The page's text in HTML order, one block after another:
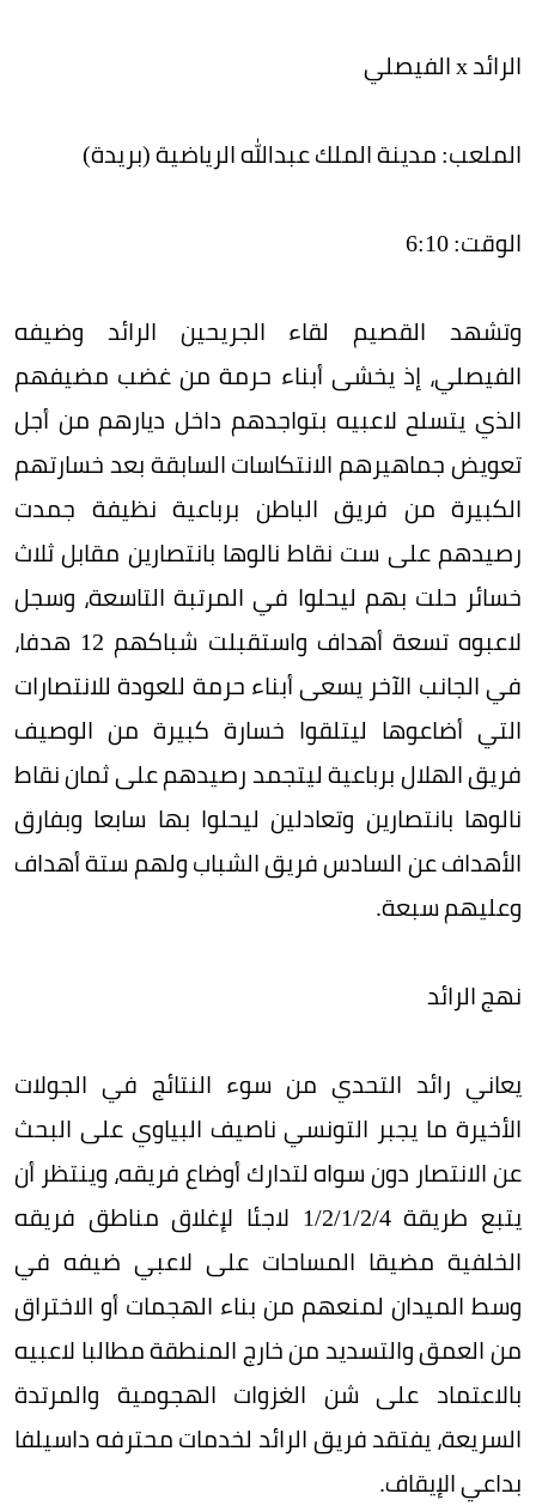
الرائد x الفيصلي
الملعب: مدينة الملك عبدالله الرياضية (بريدة)
الوقت: 6:10
وتشهد القصيم لقاء الجريحين الرائد وضيفه
الفيصلي، إذ يخشى أبناء حرمة من غضب مضيفهم
الذي يتسلح لاعبيه بتواجدهم داخل ديارهم من أجل
تعويض جماهيرهم الانتكاسات السابقة بعد خسارتهم
الكبيرة من فريق الباطن برباعية نظيفة جمدت
رصيدهم على ست نقاط نالوها بانتصارين مقابل ثلاث
خسائر حلت بهم ليحلوا في المرتبة التاسعة، وسجل
لاعبوه تسعة أهداف واستقبلت شباكهم 12 هدفا،
في الجانب الآخر يسعى أبناء حرمة للعودة للانتصارات
التي أضاعوها ليتلقوا خسارة كبيرة من الوصيف
فريق الهلال برباعية ليتجمد رصيدهم على ثمان نقاط
نالوها بانتصارين وتعادلين ليحلوا بها سابعا وبفارق
الأهداف عن السادس فريق الشباب ولهم ستة أهداف
وعليهم سبعة.
نهج الرائد
يعاني رائد التحدي من سوء النتائج في الجولات
الأخيرة ما يجبر التونسي ناصيف البياوي على البحث
عن الانتصار دون سواه لتدارك أوضاع فريقه، وينتظر أن
يتبع طريقة 4/‏2/‏1/‏2/‏1 لاجئا لإغلاق مناطق فريقه
الخلفية مضيقا المساحات على لاعبي ضيفه في
وسط الميدان لمنعهم من بناء الهجمات أو الاختراق
من العمق والتسديد من خارج المنطقة مطالبا لاعبيه
بالاعتماد على شن الغزوات الهجومية والمرتدة
السريعة، يفتقد فريق الرائد لخدمات محترفه داسيلفا
بداعي الإيقاف.